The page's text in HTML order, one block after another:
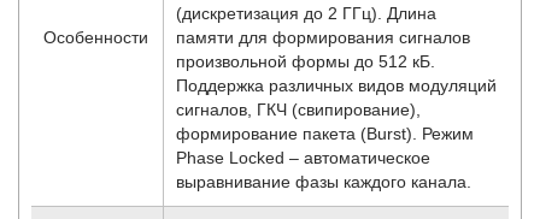
Особенности
(дискретизация до 2 ГГц). Длина
памяти для формирования сигналов
произвольной формы до 512 кБ.
Поддержка различных видов модуляций
сигналов, ГКЧ (свипирование),
формирование пакета (Burst). Режим
Phase Locked – автоматическое
выравнивание фазы каждого канала.